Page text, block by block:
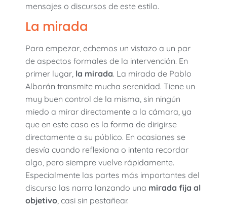
mensajes o discursos de este estilo.
La mirada
Para empezar, echemos un vistazo a un par
de aspectos formales de la intervención. En
primer lugar, la mirada. La mirada de Pablo
Alborán transmite mucha serenidad. Tiene un
muy buen control de la misma, sin ningún
miedo a mirar directamente a la cámara, ya
que en este caso es la forma de dirigirse
directamente a su público. En ocasiones se
desvía cuando reflexiona o intenta recordar
algo, pero siempre vuelve rápidamente.
Especialmente las partes más importantes del
discurso las narra lanzando una mirada fija al
objetivo, casi sin pestañear.